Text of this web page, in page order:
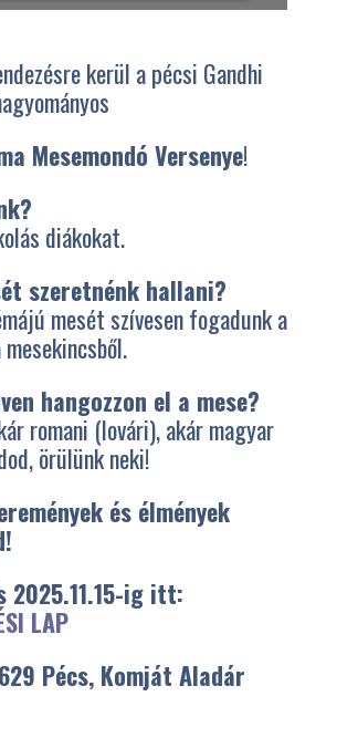
kerül a pécsi Gandhi
Mesemondó Versenye!
diákokat.
szeretnénk hallani?
mesét szívesen fogadunk a
hangozzon el a mese?
romani (lovári), akár magyar
örülünk neki!
és élmények
2025.11.15-ig itt:
LAP
Pécs, Komját Aladár